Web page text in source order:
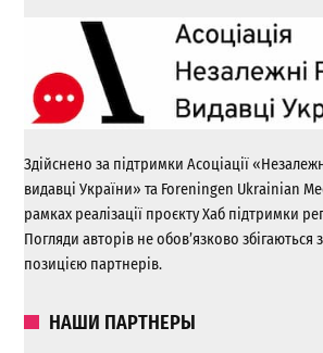
Здійснено за підтримки Асоціації
видавці України» та Foreningen Ukrainian
рамках реалізації проєкту Хаб підтримки
Погляди авторів не обов’язково
позицією партнерів.
НАШИ ПАРТНЕРЫ